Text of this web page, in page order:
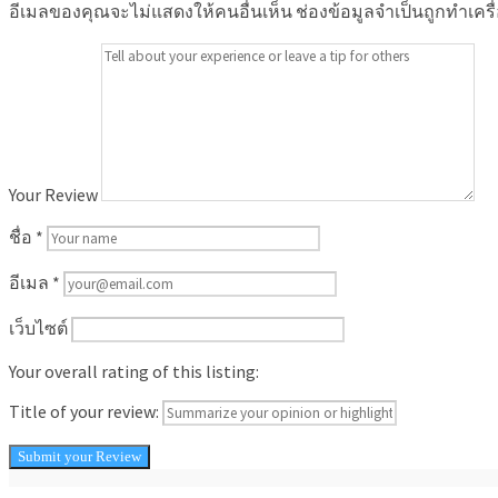
อีเมลของคุณจะไม่แสดงให้คนอื่นเห็น ช่องข้อมูลจำเป็นถูกทำเค
Your Review
ชื่อ *
อีเมล *
เว็บไซต์
Your overall rating of this listing:
Title of your review: